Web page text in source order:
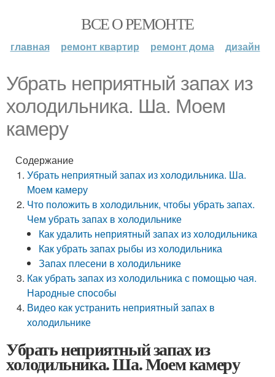
ВСЕ О РЕМОНТЕ
главная ремонт квартир ремонт дома дизайн
Убрать неприятный запах из
холодильника. Ша. Моем
камеру
Содержание
Убрать неприятный запах из холодильника. Ша.
Моем камеру
Что положить в холодильник, чтобы убрать запах.
Чем убрать запах в холодильнике
Как удалить неприятный запах из холодильника
Как убрать запах рыбы из холодильника
Запах плесени в холодильнике
Как убрать запах из холодильника с помощью чая.
Народные способы
Видео как устранить неприятный запах в
холодильнике
Убрать неприятный запах из
холодильника. Ша. Моем камеру